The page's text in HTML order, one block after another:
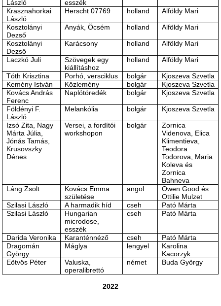
László
esszék
Krasznahorkai
László
Herscht 07769 holland Alföldy Mari
Kosztolányi
Dezső
Anyák, Öcsém holland Alföldy Mari
Kosztolányi
Dezső
Karácsony holland Alföldy Mari
Laczkó Juli
Szövegek egy
kiállításhoz
holland Alföldy Mari
Tóth Krisztina Porhó, versciklus bolgár
Kjoszeva Szvetla
Kemény István
Közlemény bolgár
Kjoszeva Szvetla
Kovács András
Ferenc
Naplótöredék bolgár Kjoszeva Szvetla
Földényi F.
László
Melankólia bolgár Kjoszeva Szvetla
Izsó Zita, Nagy
Márta Júlia,
Jónás Tamás,
Krusovszky
Dénes
Versei, a fordítói
workshopon
bolgár
Zornica
Videnova, Elica
Klimentieva,
Teodora
Todorova, Maria
Koleva és
Zornica
Bahneva
Láng Zsolt
Kovács Emma
születése
angol
Owen Good és
Ottilie Mulzet
Szilasi László
A harmadik híd cseh
Pató Márta
Szilasi László
Hungarian
microdose,
esszék
cseh Pató Márta
Darida Veronika Karanténnéző cseh
Pató Márta
Dragomán
György
Máglya lengyel
Karolina
Kacorzyk
Eötvös Péter
Valuska,
operalibrettó
német Buda György
2022